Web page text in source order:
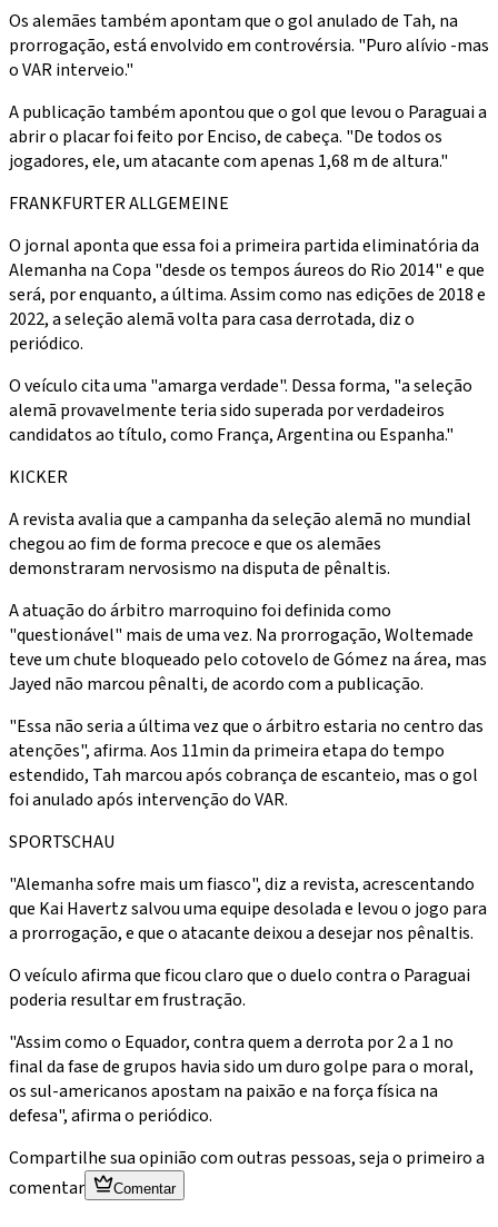
Os alemães também apontam que o gol anulado de Tah, na
prorrogação, está envolvido em controvérsia. "Puro alívio -mas
o VAR interveio."
A publicação também apontou que o gol que levou o Paraguai a
abrir o placar foi feito por Enciso, de cabeça. "De todos os
jogadores, ele, um atacante com apenas 1,68 m de altura."
FRANKFURTER ALLGEMEINE
O jornal aponta que essa foi a primeira partida eliminatória da
Alemanha na Copa "desde os tempos áureos do Rio 2014" e que
será, por enquanto, a última. Assim como nas edições de 2018 e
2022, a seleção alemã volta para casa derrotada, diz o
periódico.
O veículo cita uma "amarga verdade". Dessa forma, "a seleção
alemã provavelmente teria sido superada por verdadeiros
candidatos ao título, como França, Argentina ou Espanha."
KICKER
A revista avalia que a campanha da seleção alemã no mundial
chegou ao fim de forma precoce e que os alemães
demonstraram nervosismo na disputa de pênaltis.
A atuação do árbitro marroquino foi definida como
"questionável" mais de uma vez. Na prorrogação, Woltemade
teve um chute bloqueado pelo cotovelo de Gómez na área, mas
Jayed não marcou pênalti, de acordo com a publicação.
"Essa não seria a última vez que o árbitro estaria no centro das
atenções", afirma. Aos 11min da primeira etapa do tempo
estendido, Tah marcou após cobrança de escanteio, mas o gol
foi anulado após intervenção do VAR.
SPORTSCHAU
"Alemanha sofre mais um fiasco", diz a revista, acrescentando
que Kai Havertz salvou uma equipe desolada e levou o jogo para
a prorrogação, e que o atacante deixou a desejar nos pênaltis.
O veículo afirma que ficou claro que o duelo contra o Paraguai
poderia resultar em frustração.
"Assim como o Equador, contra quem a derrota por 2 a 1 no
final da fase de grupos havia sido um duro golpe para o moral,
os sul-americanos apostam na paixão e na força física na
defesa", afirma o periódico.
Compartilhe sua opinião com outras pessoas, seja o primeiro a
comentar
Comentar